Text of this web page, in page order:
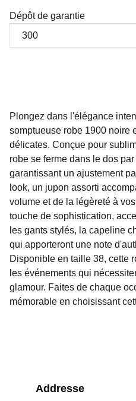
Dépôt de garantie
Plongez dans l'élégance
somptueuse robe 1900 noire
délicates. Conçue pour
robe se ferme dans le dos
garantissant un ajustement
look, un jupon assorti
volume et de la légèreté à
touche de sophistication,
les gants stylés, la capeline
qui apporteront une note
Disponible en taille 38, cette
les événements qui
glamour. Faites de chaque
mémorable en choisissant
Addresse